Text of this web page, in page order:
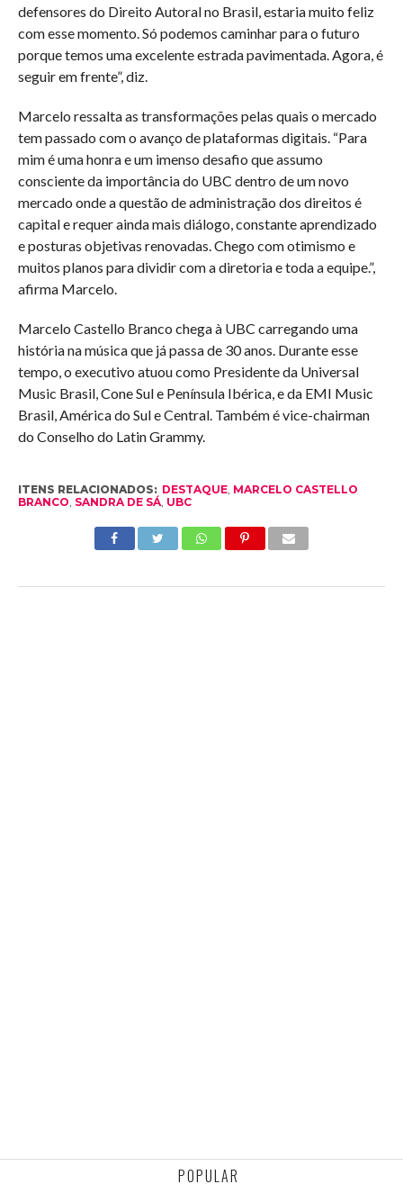
defensores do Direito Autoral no Brasil, estaria muito feliz
com esse momento. Só podemos caminhar para o futuro
porque temos uma excelente estrada pavimentada. Agora, é
seguir em frente”, diz.
Marcelo ressalta as transformações pelas quais o mercado
tem passado com o avanço de plataformas digitais. “Para
mim é uma honra e um imenso desafio que assumo
consciente da importância do UBC dentro de um novo
mercado onde a questão de administração dos direitos é
capital e requer ainda mais diálogo, constante aprendizado
e posturas objetivas renovadas. Chego com otimismo e
muitos planos para dividir com a diretoria e toda a equipe.”,
afirma Marcelo.
Marcelo Castello Branco chega à UBC carregando uma
história na música que já passa de 30 anos. Durante esse
tempo, o executivo atuou como Presidente da Universal
Music Brasil, Cone Sul e Península Ibérica, e da EMI Music
Brasil, América do Sul e Central. Também é vice-chairman
do Conselho do Latin Grammy.
ITENS RELACIONADOS: DESTAQUE, MARCELO CASTELLO
BRANCO, SANDRA DE SÁ, UBC
POPULAR